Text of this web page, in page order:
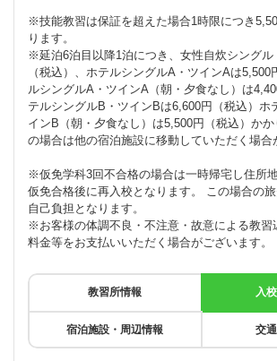
※技能教習は保証を超えた場合1時限につき
ります。
※延泊6泊目以降1泊につき、女性自炊シングル
（税込）、ホテルシングルA・ツインAは5,500
ルシングルA・ツインA（朝・夕食なし）は
テルシングルB・ツインBは6,600円（税込）ホ
インB（朝・夕食なし）は5,500円（税込）か
の場合は他の宿泊施設に移動していただく場合
※仮免学科3回不合格の場合は一時帰宅し住所
仮免合格後に再入校となります。 この場合の
自己負担となります。
※お客様の体調不良・不注意・故意による教習
料金等をお支払いいただく場合がございます。
教習所情報 入
宿泊施設・周辺情報 交